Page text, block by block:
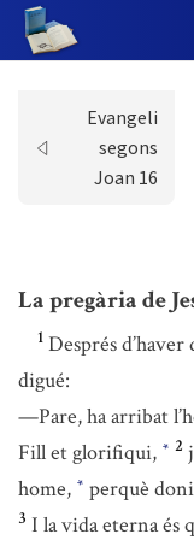
Evangeli
segons
Joan 16
La pregària de
1 Després
digué:
—Pare, ha arribat
Fill et glorifiqui, * 2
home, * perquè
3 I la vida eterna és